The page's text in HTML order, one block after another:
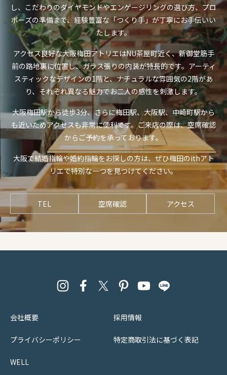
し、こだわりのダイヤモンドやエンゲージリングの選び方、プロ
ポーズの準備まで、経験豊富な「つくり手」が丁寧にお手伝いい
たします。
アクセス良好な大阪梅田アトリエはNU茶屋町近く、新御堂筋手
前の路地裏に位置し、ガラス張りの内装が特長的です。アーティ
スティックなデザインの1階と、ナチュラルな雰囲気の2階があ
り、それぞれ異なる魅力でお二人の感性を刺激します。
大阪梅田駅から徒歩3分、さらに梅田駅、大阪駅、中崎町駅から
も近いためアクセスも非常に便利です。ご来店の際は、空席確認
からご予約を承っております。
大阪で結婚指輪や婚約指輪をお探しの方は、ぜひ梅田のithアト
リエで特別な一つを見つけてください。
TEL 空席確認 アクセス
会社概要 採用情報
プライバシーポリシー 特定商取引法に基づく表記
WELL